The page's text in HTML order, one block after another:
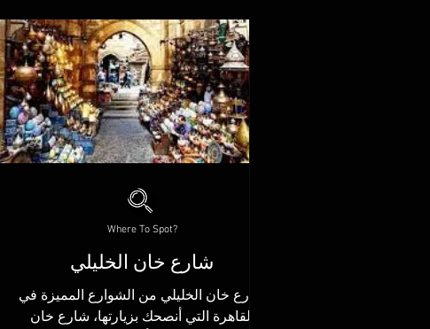
شارع خان الخليلي
شارع خان الخليلي من الشوارع المميزة في
القاهرة التي أنصحك بزيارتها، شارع خان
Where To Spot?